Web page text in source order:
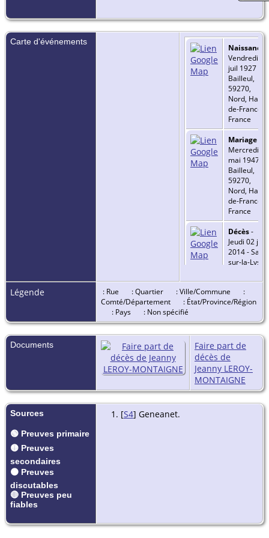
Carte d'événements
Naissance
Vendredi 08
juil 1927 -
Bailleul,
59270,
Nord,
de-France,
France
Mariage
Mercredi 07
mai 1947 -
Bailleul,
59270,
Nord,
de-France,
France
Décès-
Jeudi 02 jan
2014 -
sur-la-Lys,
de-Calais,
Hauts-de-
France,
- Mercredi
08 jan 2014
- Bailleul,
59270,
Nord,
de-France,
France
Légende : Rue : Quartier : Ville/Commune
:
Comté/Département
: État/Province/Région
: Pays
: Non spécifié
Documents
Faire part de
décès de
Jeanny LEROY-
MONTAIGNE
Sources
🟢 Preuves primaire
🟡 Preuves
secondaires
🟠 Preuves
discutables
🔴 Preuves peu
fiables
[S4] Geneanet.